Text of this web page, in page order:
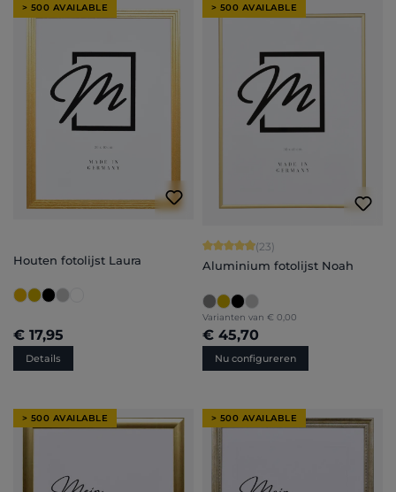
> 500 AVAILABLE
Houten fotolijst Laura
€ 17,95
Details
> 500 AVAILABLE
Gemiddelde waardering van 4.91
(23)
Aluminium fotolijst Noah
Varianten van € 0,00
€ 45,70
Nu configureren
> 500 AVAILABLE > 500 AVAILABLE